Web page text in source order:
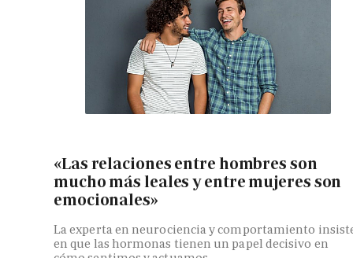
«Las relaciones entre hombres son
mucho más leales y entre mujeres son
emocionales»
La experta en neurociencia y comportamiento
en que las hormonas tienen un papel decisivo en